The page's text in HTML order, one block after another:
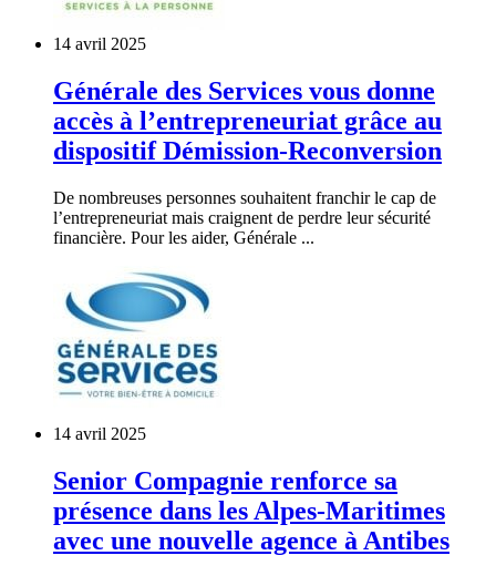
14 avril 2025
Générale des Services vous donne
accès à l’entrepreneuriat grâce au
dispositif Démission-Reconversion
De nombreuses personnes souhaitent franchir le cap de
l’entrepreneuriat mais craignent de perdre leur sécurité
financière. Pour les aider, Générale ...
14 avril 2025
Senior Compagnie renforce sa
présence dans les Alpes-Maritimes
avec une nouvelle agence à Antibes